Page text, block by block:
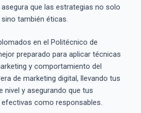
que las estrategias no solo
también éticas.
en el Politécnico de
preparado para aplicar técnicas
y comportamiento del
de marketing digital, llevando tus
nivel y asegurando que tus
como responsables.